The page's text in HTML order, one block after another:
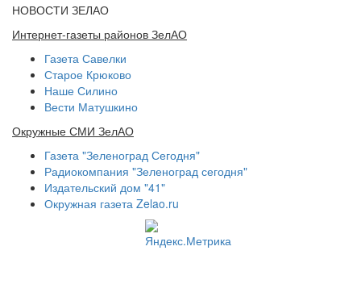
НОВОСТИ ЗЕЛАО
Интернет-газеты районов ЗелАО
Газета Савелки
Старое Крюково
Наше Силино
Вести Матушкино
Окружные СМИ ЗелАО
Газета "Зеленоград Сегодня"
Радиокомпания "Зеленоград сегодня"
Издательский дом "41"
Окружная газета Zelao.ru